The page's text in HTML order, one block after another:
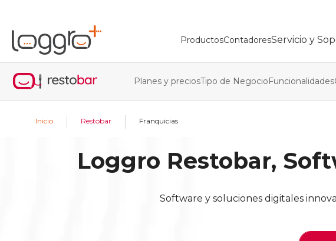
ProductosContadoresServicio y
Planes y preciosTipo de NegocioFuncionalidades
Inicio | Restobar | Franquicias
Loggro Restobar,
Software y soluciones digitales